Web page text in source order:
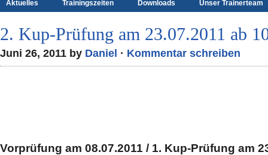
Aktuelles Trainingszeiten Downloads Unser Trainerteam
2. Kup-Prüfung am 23.07.2011 ab
Juni 26, 2011 by Daniel · Kommentar schreiben
Vorprüfung am 08.07.2011 / 1. Kup-Prüfung am